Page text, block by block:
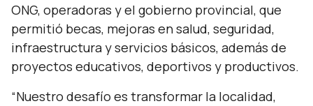
ONG, operadoras y el gobierno provincial, que
permitió becas, mejoras en salud, seguridad,
infraestructura y servicios básicos, además de
proyectos educativos, deportivos y productivos.
“Nuestro desafío es transformar la localidad,